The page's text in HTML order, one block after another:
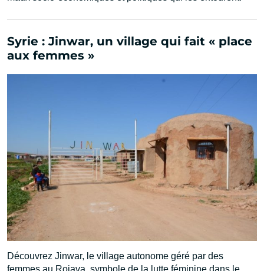
Syrie : Jinwar, un village qui fait « place
aux femmes »
Découvrez Jinwar, le village autonome géré par des
femmes au Rojava, symbole de la lutte féminine dans le